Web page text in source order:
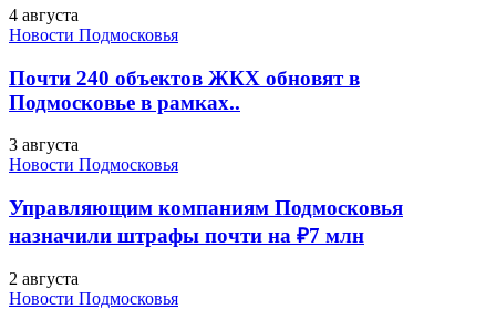
4 августа
Новости Подмосковья
Почти 240 объектов ЖКХ обновят в
Подмосковье в рамках..
3 августа
Новости Подмосковья
Управляющим компаниям Подмосковья
назначили штрафы почти на ₽7 млн
2 августа
Новости Подмосковья